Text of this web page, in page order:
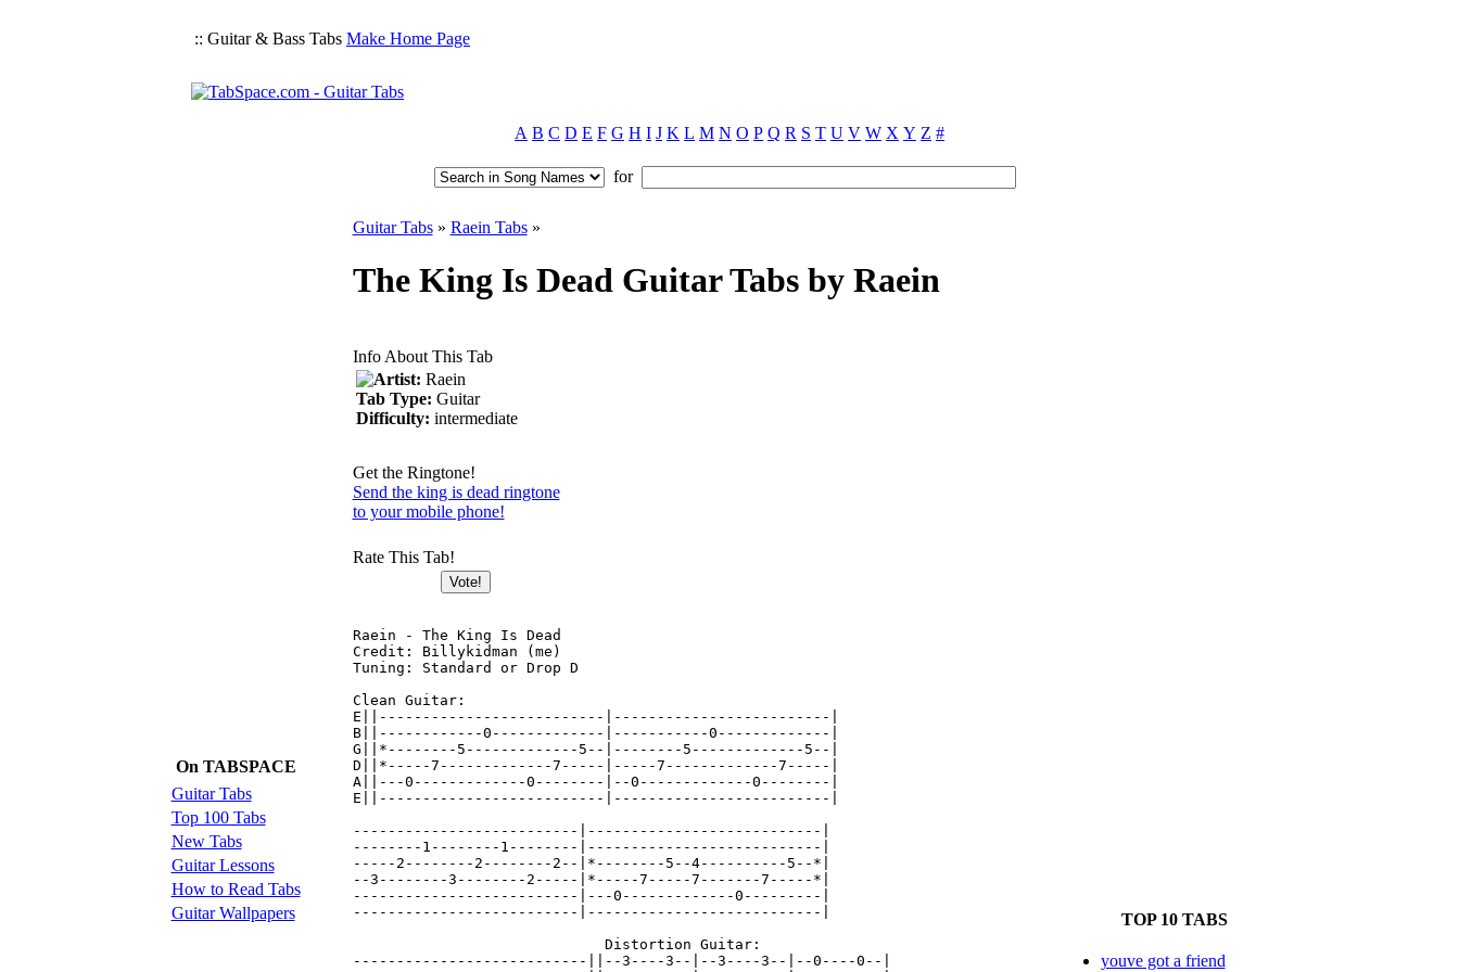
:: Guitar & Bass Tabs Make Home Page
A B C D E F G H I J K L M N O P Q R S T U V W X Y Z #
for
On TABSPACE
Guitar Tabs
Top 100 Tabs
New Tabs
Guitar Lessons
How to Read Tabs
Guitar Wallpapers
Guitar Tabs» Raein Tabs»
The King Is Dead Guitar Tabs by Raein
Info About This Tab
Artist: Raein
Tab Type: Guitar
Difficulty: intermediate
Get the Ringtone!
Send the king is dead ringtone
to your mobile phone!
Rate This Tab!
Raein - The King Is Dead
Credit: Billykidman (me)
Tuning: Standard or Drop D
Clean Guitar:
E||--------------------------|-------------------------|
B||------------0-------------|-----------0-------------|
G||*--------5-------------5--|--------5-------------5--|
D||*-----7-------------7-----|-----7-------------7-----|
A||---0-------------0--------|--0-------------0--------|
E||--------------------------|-------------------------|
--------------------------|---------------------------|
--------1--------1--------|---------------------------|
-----2--------2--------2--|*--------5--4----------5--*|
--3--------3--------2-----|*-----7-----7-------7-----*|
--------------------------|---0-------------0---------|
--------------------------|---------------------------|
                             Distortion Guitar:
---------------------------||--3----3--|--3----3--|--0----0--|
TOP 10 TABS
youve got a friend